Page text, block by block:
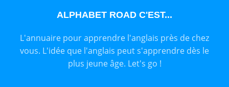
ALPHABET ROAD C'EST...
L'annuaire pour apprendre l'anglais près de chez
vous. L'idée que l'anglais peut s'apprendre dès le
plus jeune âge. Let's go !